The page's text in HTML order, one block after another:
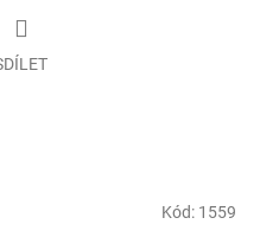
Kód: 1559